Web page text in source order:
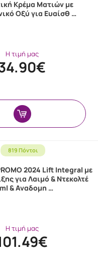
Κρέμα Ματιών με
Οξύ για Ευαίσθ …
Η τιμή μας
819 Πόντοι
2024 Lift Integral με
για Λαιμό & Ντεκολτέ
& Αναδομη …
Η τιμή μας